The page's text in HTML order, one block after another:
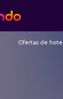
Ofertas de hotel